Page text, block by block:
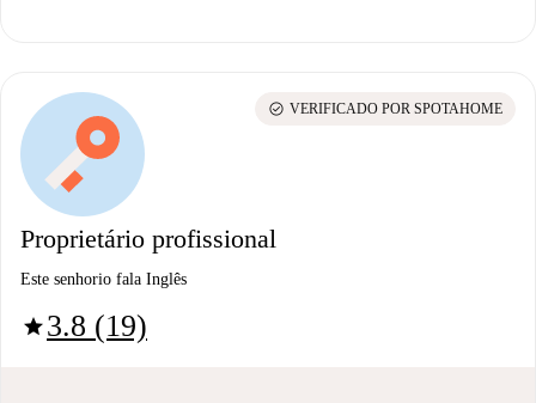
Proprietário profissional
Este senhorio fala Inglês
star3.8 (19)
check_circle VERIFICADO POR SPOTAHOME